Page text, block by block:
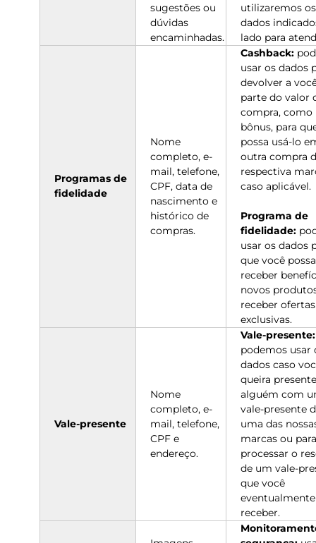
sugestões ou
dúvidas
encaminhadas.
utilizaremos os
dados
lado para
Programas de
fidelidade
Nome
completo, e-
mail, telefone,
CPF, data de
nascimento e
histórico de
compras.
Cashback:
usar os dados
devolver a
parte do valor
compra, como
bônus, para
possa usá-lo
outra compra
respectiva
caso aplicável.
Programa de
fidelidade:
usar os dados
que você possa
receber
novos
receber ofertas
exclusivas.
Vale-presente
Nome
completo, e-
mail, telefone,
CPF e
endereço.
Vale-presente:
podemos usar
dados caso
queira
alguém com
vale-presente
uma das
marcas ou para
processar o
de um vale-
que você
eventualmente
receber.